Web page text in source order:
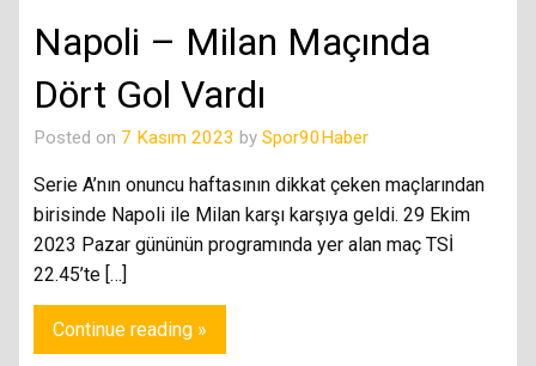
Napoli – Milan Maçında
Dört Gol Vardı
Posted on 7 Kasım 2023 by Spor90Haber
Serie A’nın onuncu haftasının dikkat çeken maçlarından
birisinde Napoli ile Milan karşı karşıya geldi. 29 Ekim
2023 Pazar gününün programında yer alan maç TSİ
22.45’te […]
Continue reading »